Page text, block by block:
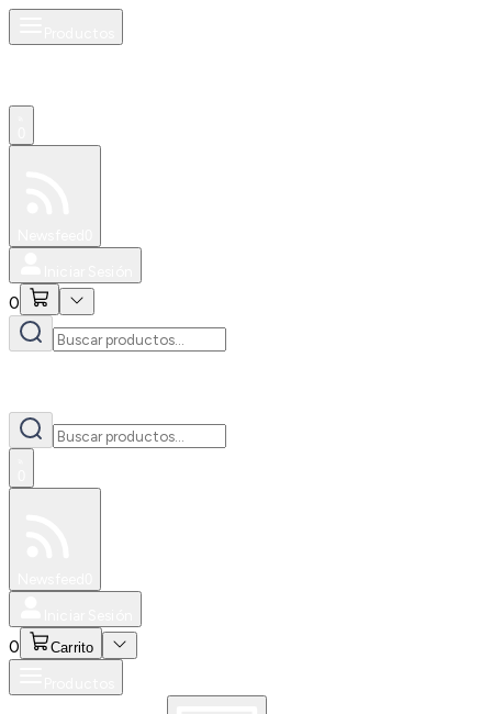
0
0 Carrito